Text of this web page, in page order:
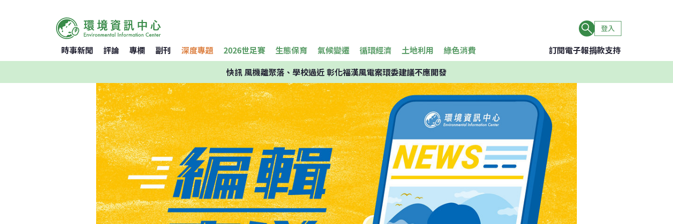
登入
時事新聞 評論 專欄 副刊 深度專題 2026世足賽 生態保育 氣候變遷 循環經濟 土地利用 綠色消費 訂閱電子報捐款支持
快訊風機離聚落、學校過近 彰化福漢風電案環委建議不應開發